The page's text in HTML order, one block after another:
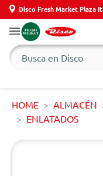
Disco Fresh Market Plaza
HOME ALMACÉN
ENLATADOS